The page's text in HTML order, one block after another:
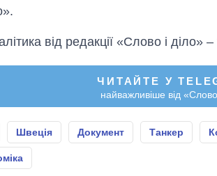
від редакції «Слово і діло»
ЧИТАЙТЕ У
найважливіше від «Слово
Швеція Документ Танкер